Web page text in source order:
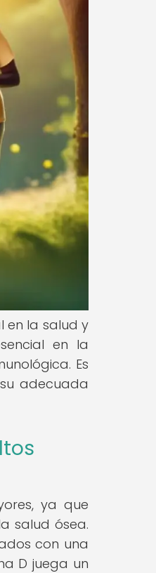
en la salud y
en la
Es
adecuada
ya que
salud ósea.
con una
D juega un